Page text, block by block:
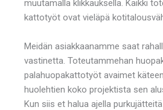
muutamalla klikkauksella. Kaikki
kattotyöt ovat vieläpä
Meidän asiakkaanamme saat
vastinetta. Toteutammehan
palahuopakattotyöt avaimet
huolehtien koko projektista sen
Kun siis et halua ajella